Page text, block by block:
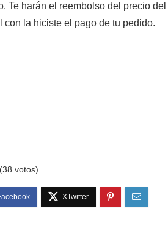
Te harán el reembolso del precio
con la hiciste el pago de tu pedido.
votos)